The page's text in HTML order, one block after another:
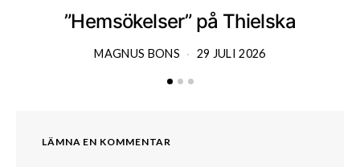
”Hemsökelser” på Thielska
MAGNUS BONS 29 JULI 2026
LÄMNA EN KOMMENTAR